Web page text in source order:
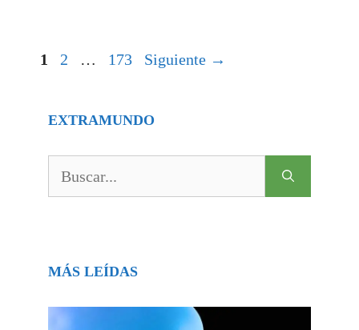
Página
1 Página
2 … Página
173 Siguiente →
EXTRAMUNDO
MÁS LEÍDAS